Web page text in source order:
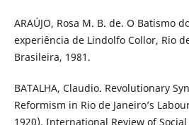
ARAÚJO, Rosa M. B. de. O Batismo
experiência de Lindolfo Collor, Rio
Brasileira, 1981.
BATALHA, Claudio. Revolutionary
Reformism in Rio de Janeiro’s
1920). International Review of